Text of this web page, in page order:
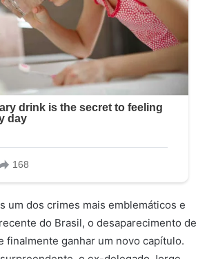
um dos crimes mais emblemáticos e
do Brasil, o desaparecimento de
finalmente ganhar um novo capítulo.